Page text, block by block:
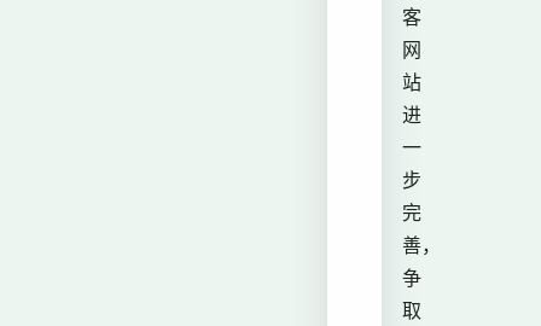
客
网
站
进
一
步
完
善，
争
取